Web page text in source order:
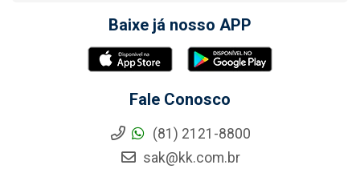
Baixe já nosso APP
Fale Conosco
(81) 2121-8800
sak@kk.com.br